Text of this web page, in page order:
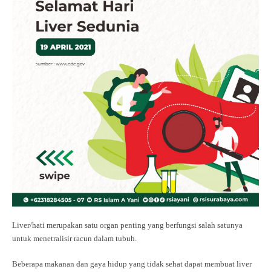
Liver/hati merupakan satu organ penting yang berfungsi salah satunya
untuk menetralisir racun dalam tubuh.
Beberapa makanan dan gaya hidup yang tidak sehat dapat membuat liver